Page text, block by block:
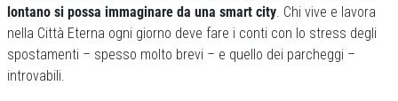
lontano si possa immaginare da una smart city. Chi vive e lavora
nella Città Eterna ogni giorno deve fare i conti con lo stress degli
spostamenti – spesso molto brevi – e quello dei parcheggi –
introvabili.